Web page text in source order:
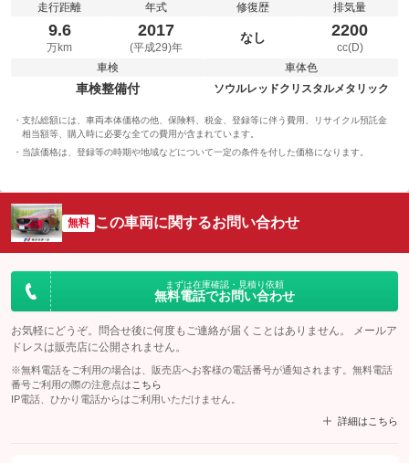
走行距離
9.6
万km
年式
2017
(平成29)年
修復歴
なし
排気量
2200
cc(D)
車検
車検整備付
車体色
ソウルレッドクリスタルメタリック
支払総額には、車両本体価格の他、保険料、税金、登録等に伴う費用、リサイクル預託金
相当額等、購入時に必要な全ての費用が含まれています。
当該価格は、登録等の時期や地域などについて一定の条件を付した価格になります。
無料 この車両に関するお問い合わせ
まずは在庫確認・見積り依頼
無料電話でお問い合わせ
お気軽にどうぞ。問合せ後に何度もご連絡が届くことはありません。 メールア
ドレスは販売店に公開されません。
※無料電話をご利用の場合は、販売店へお客様の電話番号が通知されます。無料電話
番号ご利用の際の注意点は こちら
IP電話、ひかり電話からはご利用いただけません。
詳細はこちら